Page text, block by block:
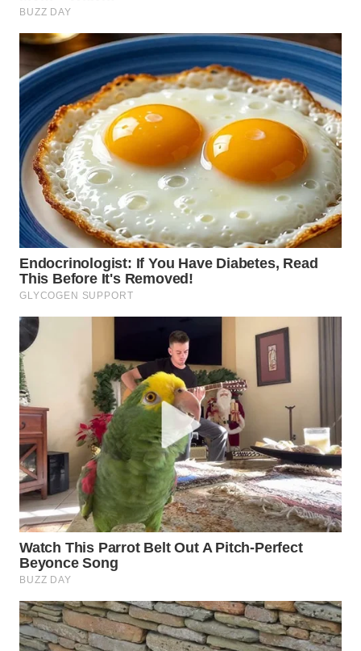
WN
DANAU
TOBA
WN
NIAS
WN
LANGKAT
WN
TAPANULI
SELATAN
WN
TANJUNG
LESUNG
WN
SIMALUNGUN
WN
LABUHANBATU
WN
TAPANULI
WN DELI